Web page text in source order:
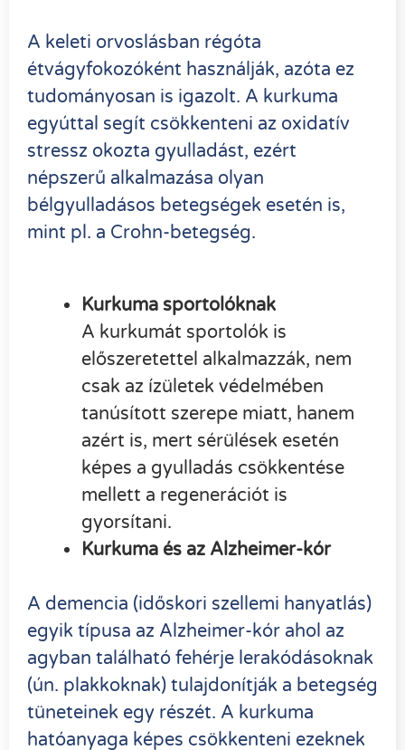
A keleti orvoslásban régóta
étvágyfokozóként használják, azóta ez
tudományosan is igazolt. A kurkuma
egyúttal segít csökkenteni az oxidatív
stressz okozta gyulladást, ezért
népszerű alkalmazása olyan
bélgyulladásos betegségek esetén is,
mint pl. a Crohn-betegség.
Kurkuma sportolóknak
A kurkumát sportolók is
előszeretettel alkalmazzák, nem
csak az ízületek védelmében
tanúsított szerepe miatt, hanem
azért is, mert sérülések esetén
képes a gyulladás csökkentése
mellett a regenerációt is
gyorsítani.
Kurkuma és az Alzheimer-kór
A demencia (időskori szellemi hanyatlás)
egyik típusa az Alzheimer-kór ahol az
agyban található fehérje lerakódásoknak
(ún. plakkoknak) tulajdonítják a betegség
tüneteinek egy részét. A kurkuma
hatóanyaga képes csökkenteni ezeknek